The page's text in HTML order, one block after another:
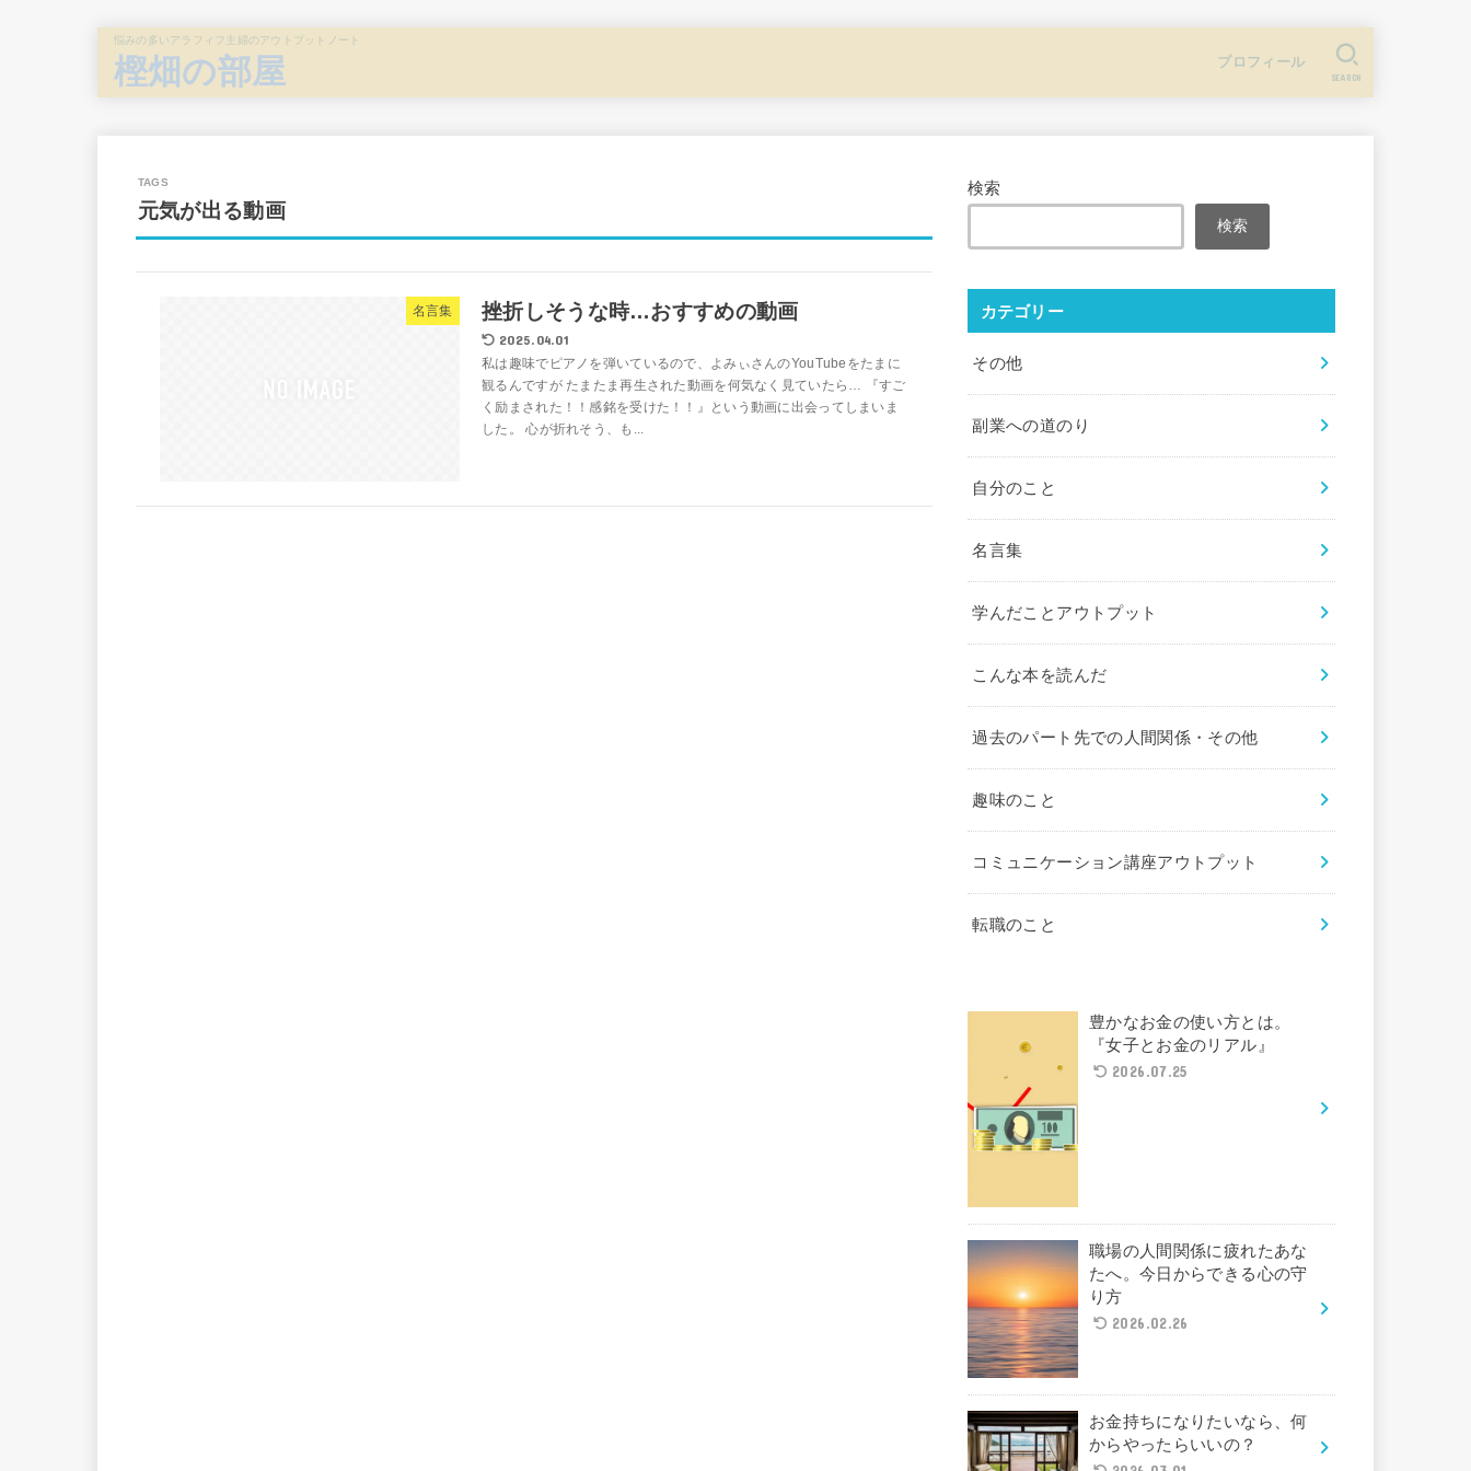
悩みの多いアラフィフ主婦のアウトプットノート
樫畑の部屋 プロフィール
SEARCH
元気が出る動画
名言集 挫折しそうな時…おすすめの動画
2025.04.01
私は趣味でピアノを弾いているので、よみぃさんのYouTubeをたまに
観るんですが たまたま再生された動画を何気なく見ていたら… 『すご
く励まされた！！感銘を受けた！！』という動画に出会ってしまいま
した。 心が折れそう、も...
検索
検索
カテゴリー
その他
副業への道のり
自分のこと
名言集
学んだことアウトプット
こんな本を読んだ
過去のパート先での人間関係・その他
趣味のこと
コミュニケーション講座アウトプット
転職のこと
豊かなお金の使い方とは。
『女子とお金のリアル』
2026.07.25
職場の人間関係に疲れたあな
たへ。今日からできる心の守
り方
2026.02.26
お金持ちになりたいなら、何
からやったらいいの？